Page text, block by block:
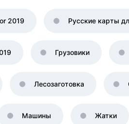
2019 Русские карты
Грузовики
Лесозаготовка
Машины Жатки